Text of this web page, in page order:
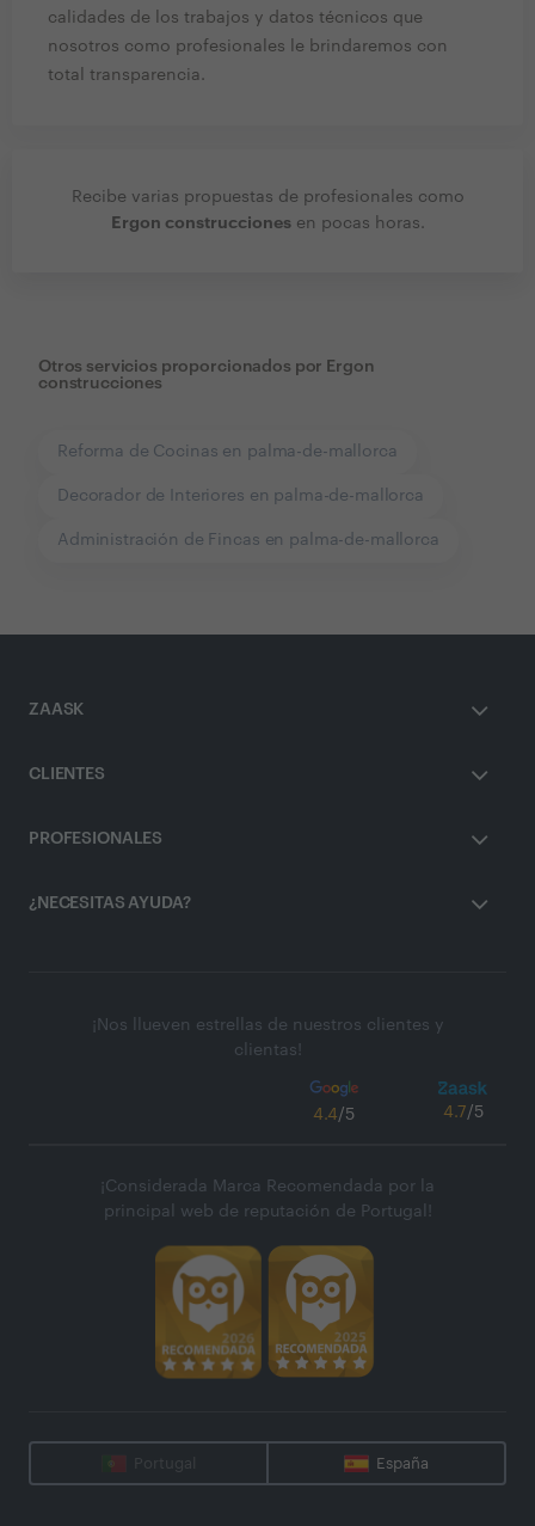
calidades de los trabajos y datos técnicos que
nosotros como profesionales le brindaremos con
total transparencia.
Recibe varias propuestas de profesionales como
Ergon construccionesen pocas horas.
Otros servicios proporcionados por Ergon
construcciones
Reforma de Cocinas en palma-de-mallorca
Decorador de Interiores en palma-de-mallorca
Administración de Fincas en palma-de-mallorca
ZAASK
CLIENTES
PROFESIONALES
¿NECESITAS AYUDA?
¡Nos llueven estrellas de nuestros clientes y
clientas!
4.4/5 4.7/5
¡Considerada Marca Recomendada por la
principal web de reputación de Portugal!
Portugal España